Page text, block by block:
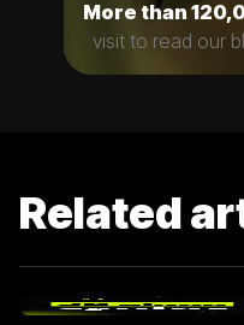
More than
visit to read our
Related